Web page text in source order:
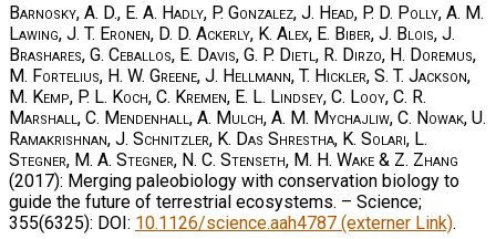
Barnosky, A. D., E. A. Hadly, P. Gonzalez, J. Head, P. D. Polly, A. M.
Lawing, J. T. Eronen, D. D. Ackerly, K. Alex, E. Biber, J. Blois, J.
Brashares, G. Ceballos, E. Davis, G. P. Dietl, R. Dirzo, H. Doremus,
M. Fortelius, H. W. Greene, J. Hellmann, T. Hickler, S. T. Jackson,
M. Kemp, P. L. Koch, C. Kremen, E. L. Lindsey, C. Looy, C. R.
Marshall, C. Mendenhall, A. Mulch, A. M. Mychajliw, C. Nowak, U.
Ramakrishnan, J. Schnitzler, K. Das Shrestha, K. Solari, L.
Stegner, M. A. Stegner, N. C. Stenseth, M. H. Wake & Z. Zhang
(2017): Merging paleobiology with conservation biology to
guide the future of terrestrial ecosystems. – Science;
355(6325): DOI: 10.1126/science.aah4787 (externer Link).